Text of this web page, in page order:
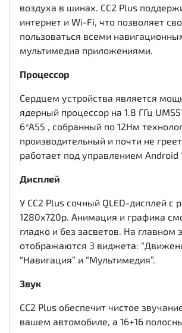
воздуха в шинах. CC2 Plus
интернет и Wi-Fi, что позволяет
пользоваться всеми
мультимедиа приложениями.
Процессор
Сердцем устройства является
ядерный процессор на 1.8 ГГц
6*A55 , собранный по 12Нм
производительный и почти не
работает под управлением Android
Дисплей
У CC2 Plus сочный QLED-дисплей c
1280x720р. Анимация и графика
гладко и без засветов. На главном
отображаются 3 виджета:
“Навигация” и “Мультимедия”.
Звук
CC2 Plus обеспечит чистое
вашем автомобиле, а 16+16